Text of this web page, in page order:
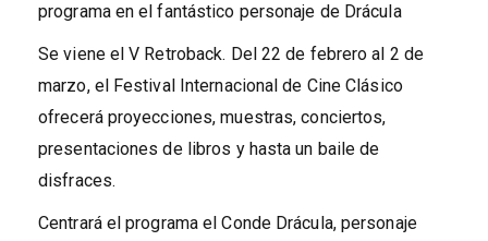
programa en el fantástico personaje de Drácula
Se viene el V Retroback. Del 22 de febrero al 2 de
marzo, el Festival Internacional de Cine Clásico
ofrecerá proyecciones, muestras, conciertos,
presentaciones de libros y hasta un baile de
disfraces.
Centrará el programa el Conde Drácula, personaje